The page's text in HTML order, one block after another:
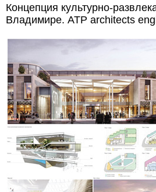
Концепция культурно-
Владимире. ATP architects